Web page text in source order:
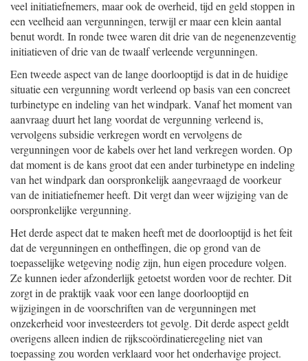
veel initiatiefnemers, maar ook de overheid, tijd en geld stoppen in
een veelheid aan vergunningen, terwijl er maar een klein aantal
benut wordt. In ronde twee waren dit drie van de negenenzeventig
initiatieven of drie van de twaalf verleende vergunningen.
Een tweede aspect van de lange doorlooptijd is dat in de huidige
situatie een vergunning wordt verleend op basis van een concreet
turbinetype en indeling van het windpark. Vanaf het moment van
aanvraag duurt het lang voordat de vergunning verleend is,
vervolgens subsidie verkregen wordt en vervolgens de
vergunningen voor de kabels over het land verkregen worden. Op
dat moment is de kans groot dat een ander turbinetype en indeling
van het windpark dan oorspronkelijk aangevraagd de voorkeur
van de initiatiefnemer heeft. Dit vergt dan weer wijziging van de
oorspronkelijke vergunning.
Het derde aspect dat te maken heeft met de doorlooptijd is het feit
dat de vergunningen en ontheffingen, die op grond van de
toepasselijke wetgeving nodig zijn, hun eigen procedure volgen.
Ze kunnen ieder afzonderlijk getoetst worden voor de rechter. Dit
zorgt in de praktijk vaak voor een lange doorlooptijd en
wijzigingen in de voorschriften van de vergunningen met
onzekerheid voor investeerders tot gevolg. Dit derde aspect geldt
overigens alleen indien de rijkscoördinatieregeling niet van
toepassing zou worden verklaard voor het onderhavige project.